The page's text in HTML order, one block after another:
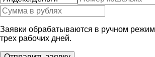
Заявки обрабатываются в ручном
трех рабочих дней.